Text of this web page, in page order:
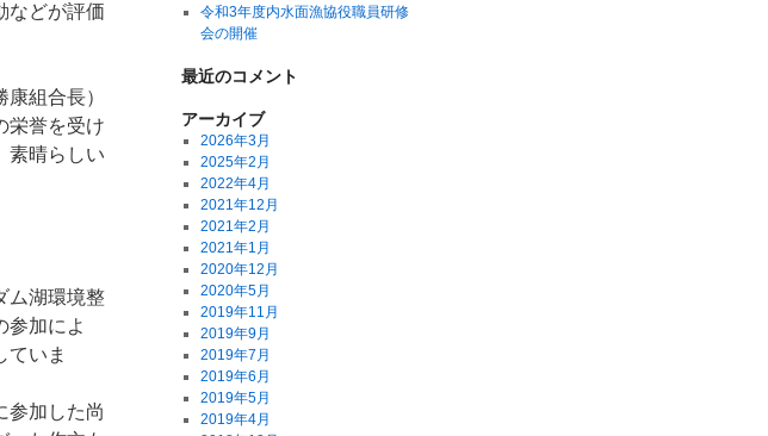
などが評価
組合長）
栄誉を受け
素晴らしい
ム湖環境整
参加によ
ていま
参加した尚
令和3年度内水面漁協役職員研修
会の開催
最近のコメント
アーカイブ
2026年3月
2025年2月
2022年4月
2021年12月
2021年2月
2021年1月
2020年12月
2020年5月
2019年11月
2019年9月
2019年7月
2019年6月
2019年5月
2019年4月